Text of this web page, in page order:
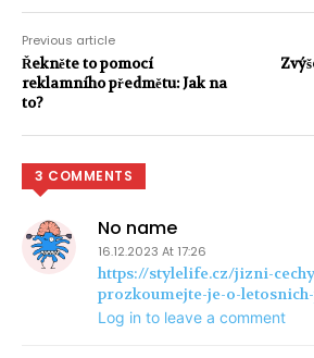
Previous article
Řekněte to pomocí
reklamního předmětu: Jak na
to?
3 COMMENTS
No name
16.12.2023 At 17:26
https://stylelife.cz/jizni-
prozkoumejte-je-o-
Log in to leave a comment